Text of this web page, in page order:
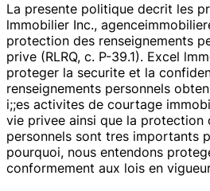
La presente politique decrit les
lmmobilier Inc.,
protection des renseignements
prive (RLRQ, c. P-39.1). Excel
proteger la securite et la
renseignements personnels
i;;es activites de courtage
vie privee ainsi que la protection
personnels sont tres importants
pourquoi, nous entendons
conformement aux lois en